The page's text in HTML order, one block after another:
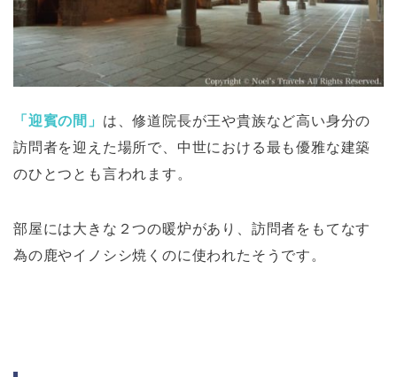
「迎賓の間」 は、修道院長が王や貴族など高い身分の
訪問者を迎えた場所で、中世における最も優雅な建築
のひとつとも言われます。
部屋には大きな２つの暖炉があり、訪問者をもてなす
為の鹿やイノシシ焼くのに使われたそうです。